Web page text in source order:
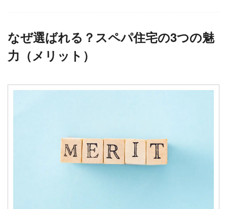
なぜ選ばれる？スペパ住宅の3つの魅
力（メリット）